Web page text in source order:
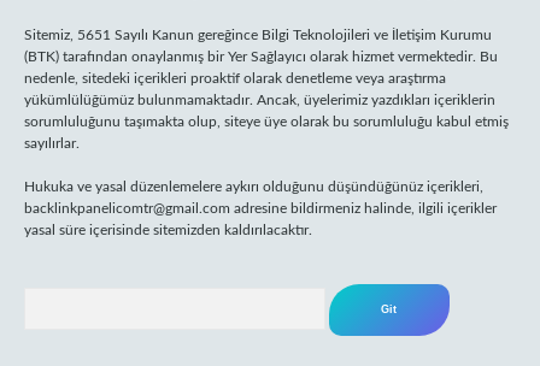
Sitemiz, 5651 Sayılı Kanun gereğince Bilgi Teknolojileri ve İletişim Kurumu
(BTK) tarafından onaylanmış bir Yer Sağlayıcı olarak hizmet vermektedir. Bu
nedenle, sitedeki içerikleri proaktif olarak denetleme veya araştırma
yükümlülüğümüz bulunmamaktadır. Ancak, üyelerimiz yazdıkları içeriklerin
sorumluluğunu taşımakta olup, siteye üye olarak bu sorumluluğu kabul etmiş
sayılırlar.
Hukuka ve yasal düzenlemelere aykırı olduğunu düşündüğünüz içerikleri,
backlinkpanelicomtr@gmail.com adresine bildirmeniz halinde, ilgili içerikler
yasal süre içerisinde sitemizden kaldırılacaktır.